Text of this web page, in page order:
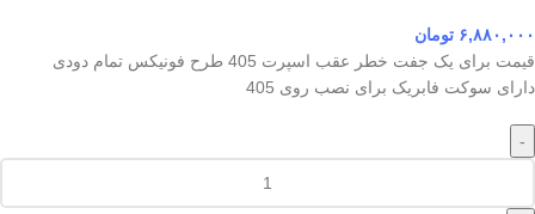
۶,۸۸۰,۰۰۰ تومان
قیمت برای یک جفت خطر عقب اسپرت 405 طرح فونیکس تمام دودی
دارای سوکت فابریک برای نصب روی 405
-